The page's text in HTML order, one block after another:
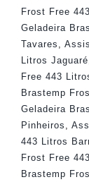
Frost Free
Geladeira
Tavares ,
Litros Jaguaré
Free 443
Brastemp
Geladeira
Pinheiros ,
443 Litros
Frost Free
Brastemp